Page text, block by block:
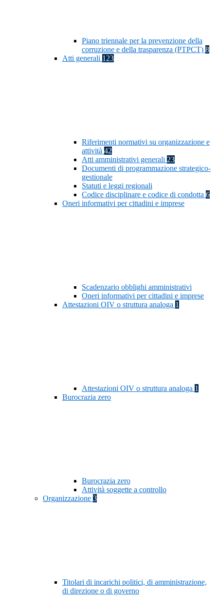
Piano triennale per la prevenzione della
corruzione e della trasparenza (PTPCT) 8
Atti generali 123
Riferimenti normativi su organizzazione e
attività 42
Atti amministrativi generali 23
Documenti di programmazione strategico-
gestionale
Statuti e leggi regionali
Codice disciplinare e codice di condotta 6
Oneri informativi per cittadini e imprese
Scadenzario obblighi amministrativi
Oneri informativi per cittadini e imprese
Attestazioni OIV o struttura analoga 1
Attestazioni OIV o struttura analoga 1
Burocrazia zero
Burocrazia zero
Attività soggette a controllo
Organizzazione 3
Titolari di incarichi politici, di amministrazione,
di direzione o di governo